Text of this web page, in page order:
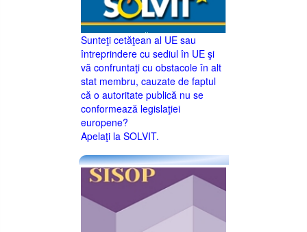
Sunteţi cetăţean al UE sau
întreprindere cu sediul în UE şi
vă confruntaţi cu obstacole în alt
stat membru, cauzate de faptul
că o autoritate publică nu se
conformează legislaţiei
europene?
Apelaţi la SOLVIT.